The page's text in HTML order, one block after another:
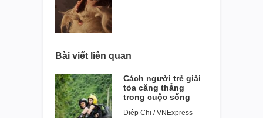
Bài viết liên quan
Cách người trẻ giải
tỏa căng thẳng
trong cuộc sống
Diệp Chi / VNExpress